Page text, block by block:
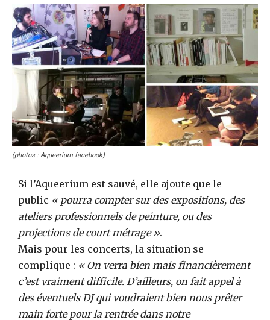
(photos : Aqueerium facebook)
Si l’Aqueerium est sauvé, elle ajoute que le
public « pourra compter sur des expositions, des
ateliers professionnels de peinture, ou des
projections de court métrage ».
Mais pour les concerts, la situation se
complique : « On verra bien mais financièrement
c’est vraiment difficile. D’ailleurs, on fait appel à
des éventuels DJ qui voudraient bien nous prêter
main forte pour la rentrée dans notre